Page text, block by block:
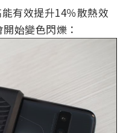
有效提升14％散熱效
始變色閃爍：